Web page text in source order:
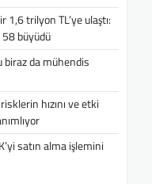
1,6 trilyon TL’ye ulaştı:
58 büyüdü
biraz da mühendis
hızını ve etki
satın alma işlemini